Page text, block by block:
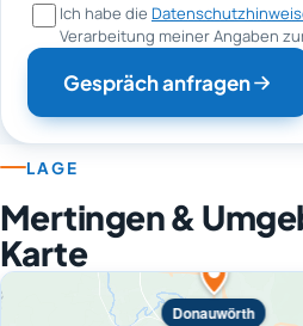
Ich habe die
Verarbeitung meiner Angaben
Gespräch anfragen
LAGE
Mertingen &
Karte
Donauwörth